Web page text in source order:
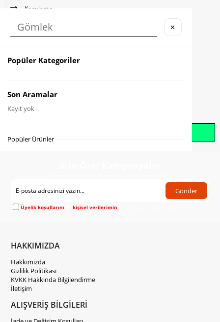
Karşılaştır
İndirimli Ürün
Gelince Haber Ver
Gönder
Üyelik koşullarını vekişisel verilerimin
HAKKIMIZDA
Hakkımızda
Gizlilik Politikası
KVKK Hakkında Bilgilendirme
İletişim
ALIŞVERİŞ BİLGİLERİ
✕
Popüler Kategoriler
Son Aramalar
Kayıt yok
Popüler Ürünler